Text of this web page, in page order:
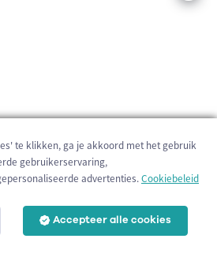
te klikken, ga je akkoord met het gebruik
gebruikerservaring,
advertenties.Cookiebeleid
Accepteer alle cookies